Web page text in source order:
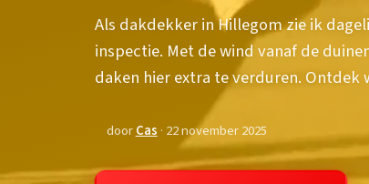
Als dakdekker in Hillegom zie ik
inspectie. Met de wind vanaf de
daken hier extra te verduren. Ontdek
doorCas · 22 november 2025